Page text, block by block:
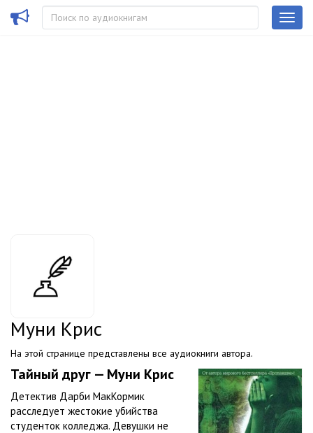
Муни Крис
На этой странице представлены все аудиокниги автора.
Тайный друг — Муни Крис
Детектив Дарби МакКормик
расследует жестокие убийства
студенток колледжа. Девушки не